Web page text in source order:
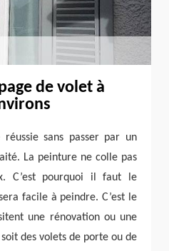
de volet à
sans passer par un
La peinture ne colle pas
C’est pourquoi il faut le
facile à peindre. C’est le
une rénovation ou une
des volets de porte ou de